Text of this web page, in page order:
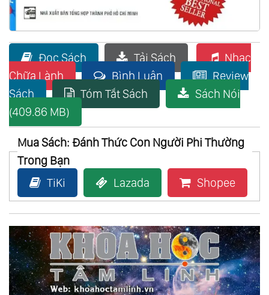
Đọc Sách Tải Sách
Nhạc
Chữa Lành
Bình Luận
Review
Sách
Tóm Tắt Sách
Sách Nói
(409.86 MB)
Mua Sách: Đánh Thức Con Người Phi Thường
Trong Bạn
TiKi
Lazada Shopee